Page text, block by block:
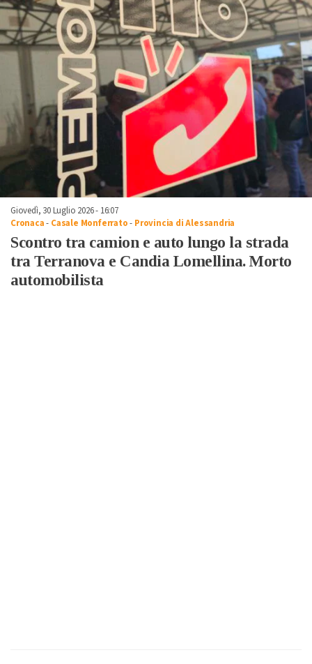
Giovedì, 30 Luglio 2026 - 16:07
Cronaca- Casale Monferrato- Provincia di Alessandria
Scontro tra camion e auto lungo la strada
tra Terranova e Candia Lomellina. Morto
automobilista